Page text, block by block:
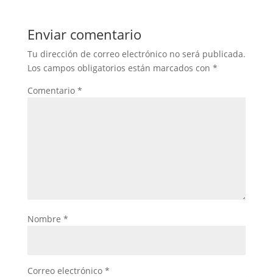
Enviar comentario
Tu dirección de correo electrónico no será publicada.
Los campos obligatorios están marcados con *
Comentario *
Nombre *
Correo electrónico *